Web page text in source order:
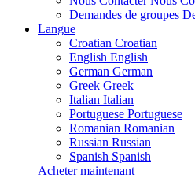
Demandes de groupes
Langue
Croatian Croatian
English English
German German
Greek Greek
Italian Italian
Portuguese Portuguese
Romanian Romanian
Russian Russian
Spanish Spanish
Acheter maintenant